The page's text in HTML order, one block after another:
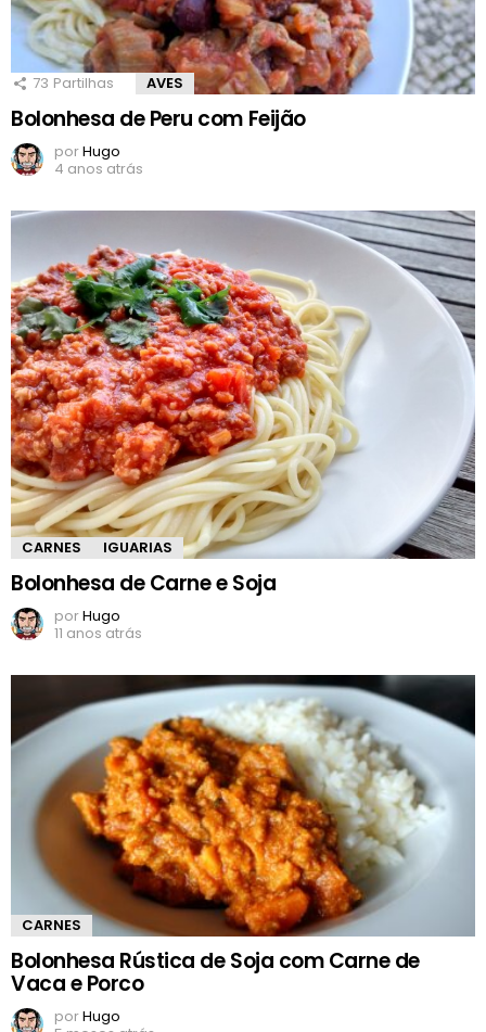
73 Partilhas AVES
Bolonhesa de Peru com Feijão
porHugo
4 anos atrás
CARNES IGUARIAS
Bolonhesa de Carne e Soja
porHugo
11 anos atrás
CARNES
Bolonhesa Rústica de Soja com Carne de
Vaca e Porco
porHugo